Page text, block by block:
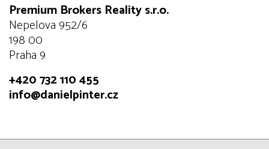
Premium Brokers Reality s.r.o.
Nepelova 952/6
198 00
Praha 9
+420 732 110 455
info@danielpinter.cz